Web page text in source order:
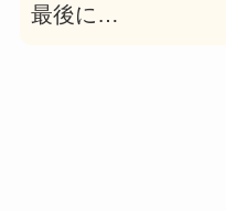
最後に…